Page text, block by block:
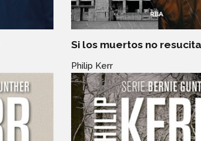
Si los muertos no
Philip Kerr